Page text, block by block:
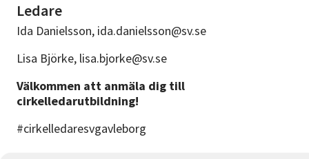
Ledare
Ida Danielsson, ida.danielsson@sv.se
Lisa Björke, lisa.bjorke@sv.se
Välkommen att anmäla dig till
cirkelledarutbildning!
#cirkelledaresvgavleborg